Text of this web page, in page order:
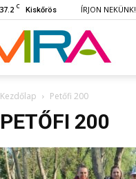
37.2 C Kiskőrös ÍRJON NEKÜNK!
Kezdőlap Petőfi 200
PETŐFI 200